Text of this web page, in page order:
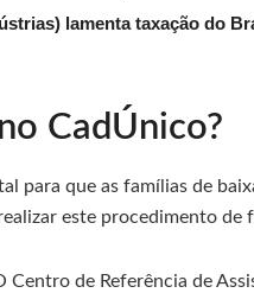
lamenta taxação do
CadÚnico?
para que as famílias de
este procedimento de
Centro de Referência de